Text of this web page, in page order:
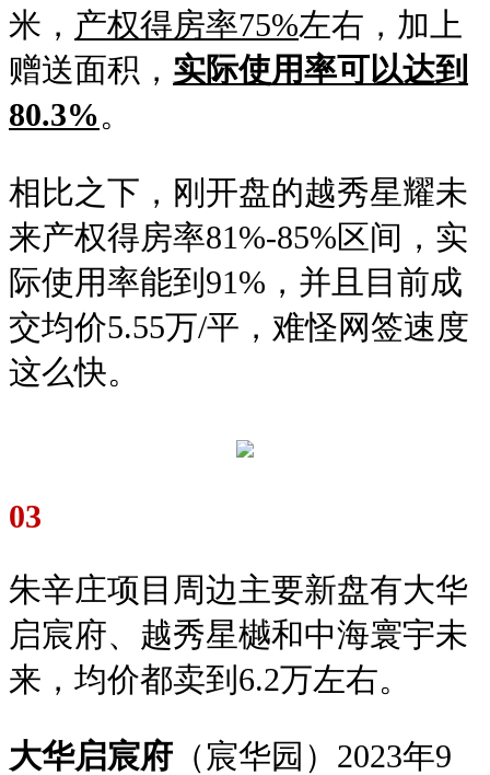
米， 产权得房率75%左右，加上
赠送面积， 实际使用率可以达到
80.3%。
相比之下，刚开盘的越秀星耀未
来产权得房率81%-85%区间，实
际使用率能到91%，并且目前成
交均价5.55万/平，难怪网签速度
这么快。
03
朱辛庄项目周边主要新盘有大华
启宸府、越秀星樾和中海寰宇未
来，均价都卖到6.2万左右。
大华启宸府 （宸华园）2023年9